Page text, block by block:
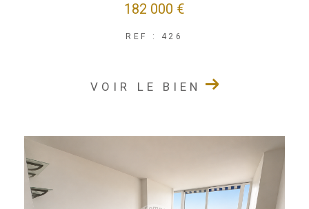
182 000 €
REF : 426
VOIR LE BIEN